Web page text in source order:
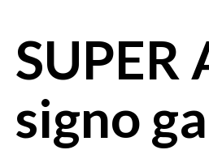
SUPER
signo